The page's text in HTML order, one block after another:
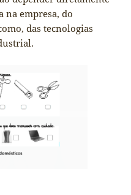
na empresa, do
das tecnologias